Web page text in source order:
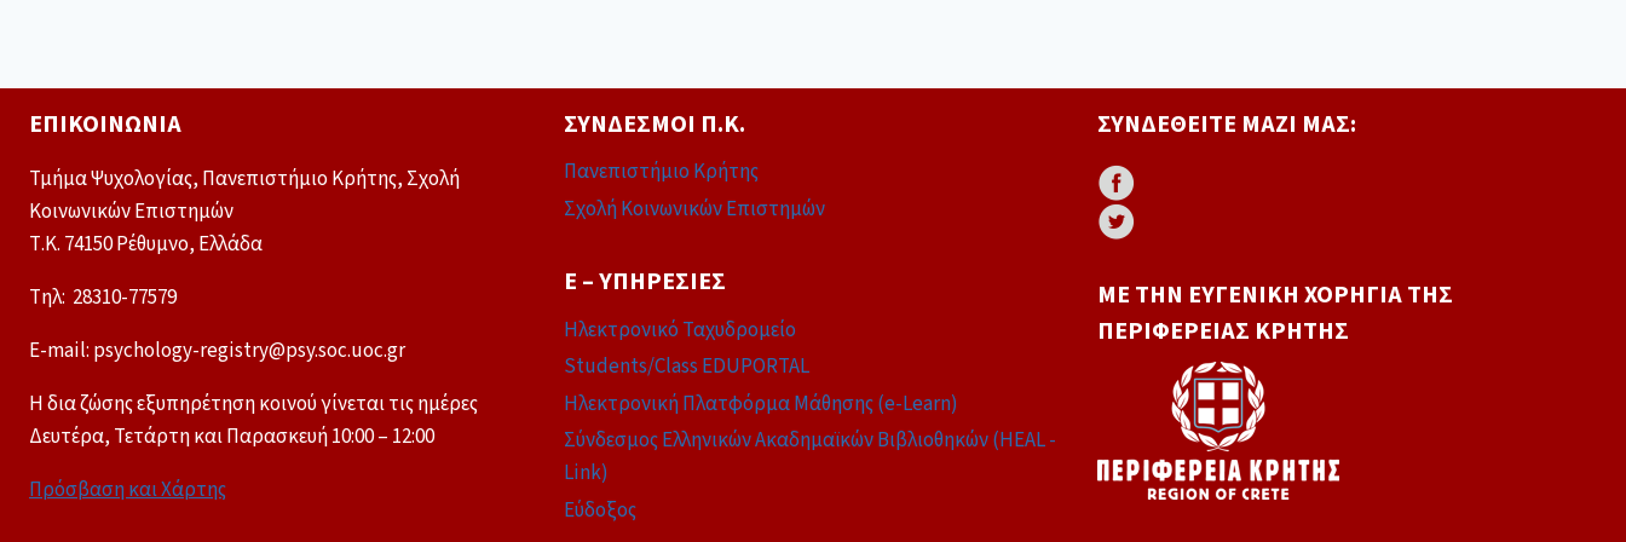
ΕΠΙΚΟΙΝΩΝΊΑ
Τμήμα Ψυχολογίας, Πανεπιστήμιο Κρήτης, Σχολή
Κοινωνικών Επιστημών
Τ.Κ. 74150 Ρέθυμνο, Ελλάδα
Tηλ: 28310-77579
E-mail: psychology-registry@psy.soc.uoc.gr
Η δια ζώσης εξυπηρέτηση κοινού γίνεται τις ημέρες
Δευτέρα, Τετάρτη και Παρασκευή 10:00 – 12:00
Πρόσβαση και Χάρτης
ΣΎΝΔΕΣΜΟΙ Π.Κ.
Πανεπιστήμιο Κρήτης
Σχολή Κοινωνικών Επιστημών
E – ΥΠΗΡΕΣΊΕΣ
Ηλεκτρονικό Ταχυδρομείο
Students/Class EDUPORTAL
Ηλεκτρονική Πλατφόρμα Μάθησης (e-Learn)
Σύνδεσμος Ελληνικών Ακαδημαϊκών Βιβλιοθηκών (HEAL -
Link)
Εύδοξος
ΣΥΝΔΕΘΕΊΤΕ ΜΑΖΊ ΜΑΣ:
ΜΕ ΤΗΝ ΕΥΓΕΝΙΚΉ ΧΟΡΗΓΊΑ ΤΗΣ
ΠΕΡΙΦΈΡΕΙΑΣ ΚΡΉΤΗΣ